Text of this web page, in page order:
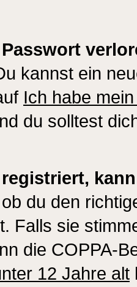
kannst ein
Ich habe
du solltest
du den
Falls sie
die COPPA-
12 Jahre alt